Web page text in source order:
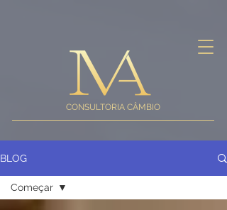
CONSULTORIA CÂMBIO
BLOG
Começar